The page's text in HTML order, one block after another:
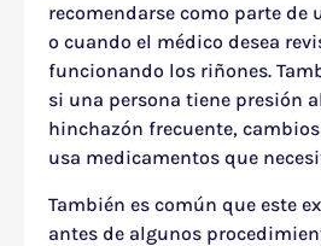
recomendarse como parte de
o cuando el médico desea
funcionando los riñones.
si una persona tiene presión
hinchazón frecuente,
usa medicamentos que
También es común que este
antes de algunos